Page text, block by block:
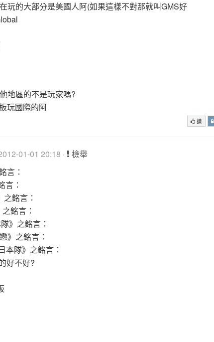
玩的大部分是美國人阿(如果這樣不對那就叫GMS好
地區的不是玩家嗎?
玩國際的阿
讚
01-01 20:18 ·
檢舉
言：
言：
銘言：
銘言：
》之銘言：
》之銘言：
本隊》之銘言：
好不好?